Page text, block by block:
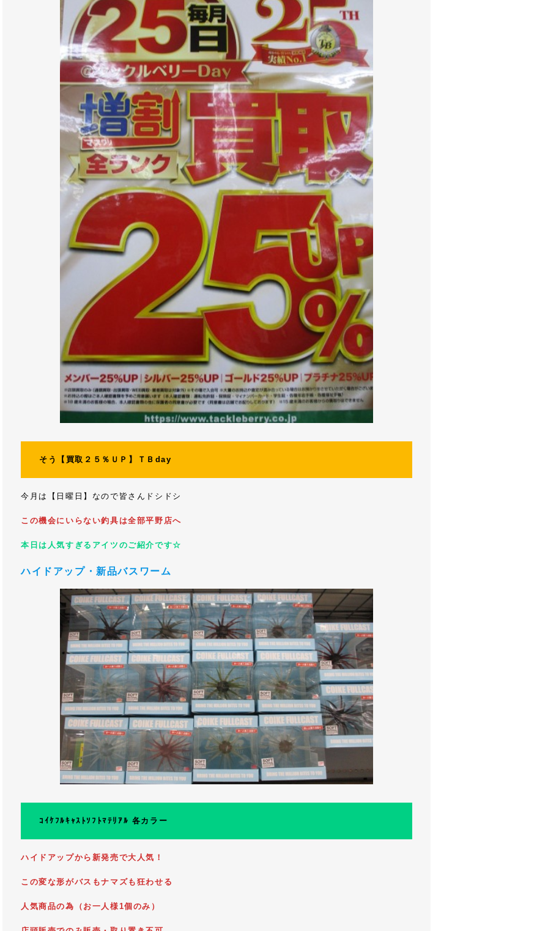
そう【買取２５％ＵＰ】ＴＢday
今月は【日曜日】なので皆さんドシドシ
この機会にいらない釣具は全部平野店へ
本日は人気すぎるアイツのご紹介です☆
ハイドアップ・新品バスワーム
ｺｲｹﾌﾙｷｬｽﾄｿﾌﾄﾏﾃﾘｱﾙ 各カラー
ハイドアップから新発売で大人気！
この変な形がバスもナマズも狂わせる
人気商品の為（お一人様1個のみ）